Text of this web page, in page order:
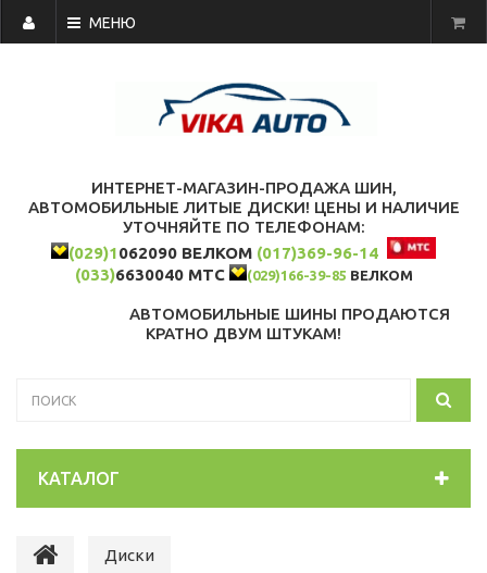
МЕНЮ
ИНТЕРНЕТ-МАГАЗИН-ПРОДАЖА ШИН,
АВТОМОБИЛЬНЫЕ ЛИТЫЕ ДИСКИ! ЦЕНЫ И НАЛИЧИЕ
УТОЧНЯЙТЕ ПО ТЕЛЕФОНАМ:
(029)1062090 ВЕЛКОМ (017)369-96-14
(033)6630040 МТС (029)166-39-85 ВЕЛКОМ
АВТОМОБИЛЬНЫЕ ШИНЫ ПРОДАЮТСЯ
КРАТНО ДВУМ ШТУКАМ!
КАТАЛОГ
Диски